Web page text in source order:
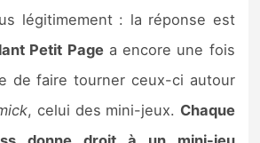
légitimement : la réponse est
Petit Pagea encore une fois
de faire tourner ceux-ci autour
, celui des mini-jeux. Chaque